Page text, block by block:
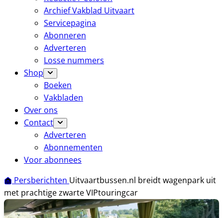
Archief Vakblad Uitvaart
Servicepagina
Abonneren
Adverteren
Losse nummers
Shop
Boeken
Vakbladen
Over ons
Contact
Adverteren
Abonnementen
Voor abonnees
Persberichten Uitvaartbussen.nl breidt wagenpark uit
met prachtige zwarte VIPtouringcar